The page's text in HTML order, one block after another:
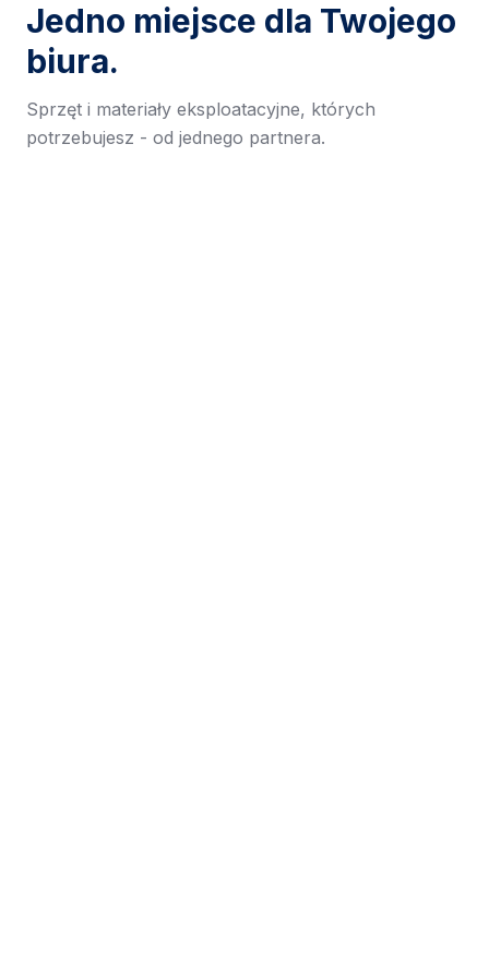
Jedno miejsce dla Twojego
biura.
Sprzęt i materiały eksploatacyjne, których
potrzebujesz - od jednego partnera.